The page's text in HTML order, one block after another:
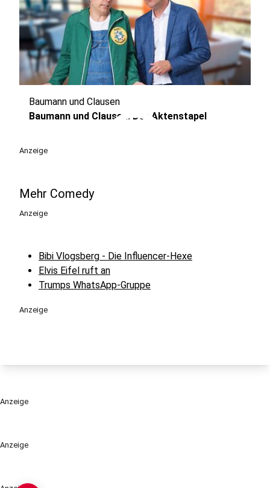
Anzeige
play_circle
Baumann und Clausen
Baumann und Clausen: Der Aktenstapel
Anzeige
Mehr Comedy
Anzeige
Bibi Vlogsberg - Die Influencer-Hexe
Elvis Eifel ruft an
Trumps WhatsApp-Gruppe
Anzeige
Anzeige